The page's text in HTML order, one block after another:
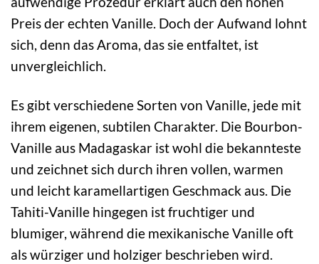
Preis der echten Vanille. Doch der Aufwand lohnt
sich, denn das Aroma, das sie entfaltet, ist
unvergleichlich.
Es gibt verschiedene Sorten von Vanille, jede mit
ihrem eigenen, subtilen Charakter. Die Bourbon-
Vanille aus Madagaskar ist wohl die bekannteste
und zeichnet sich durch ihren vollen, warmen
und leicht karamellartigen Geschmack aus. Die
Tahiti-Vanille hingegen ist fruchtiger und
blumiger, während die mexikanische Vanille oft
als würziger und holziger beschrieben wird.